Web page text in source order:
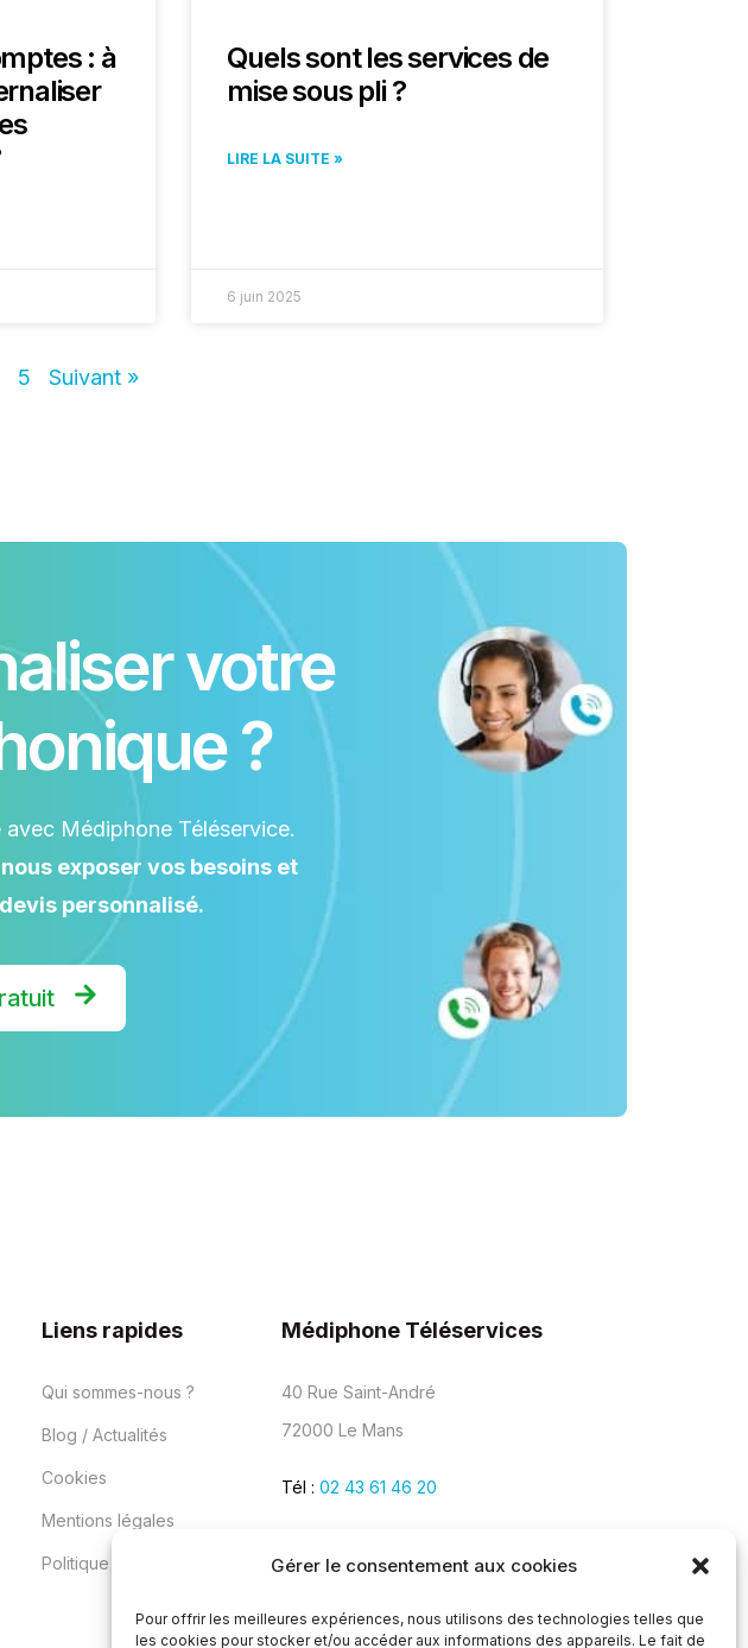
Gérer le consentement aux cookies
Pour offrir les meilleures expériences, nous utilisons des technologies telles que
les cookies pour stocker et/ou accéder aux informations des appareils. Le fait de
: à
Quels sont les services de
mise sous pli ?
LIRE LA SUITE »
6 juin 2025
5 Suivant »
votre
?
Médiphone Téléservice.
exposer vos besoins et
personnalisé.
Liens rapides
Qui sommes-nous ?
Blog / Actualités
Cookies
Mentions légales
Politique vie privée
Médiphone Téléservices
40 Rue Saint-André
72000 Le Mans
Tél : 02 43 61 46 20